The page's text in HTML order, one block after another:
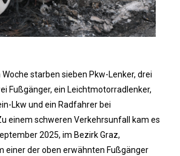
Woche starben sieben Pkw-Lenker, drei
Fußgänger, ein Leichtmotorradlenker,
Lkw und ein Radfahrer bei
einem schweren Verkehrsunfall kam es
2025, im Bezirk Graz,
einer der oben erwähnten Fußgänger